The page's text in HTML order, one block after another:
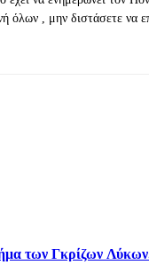
, μην διστάσετε να
των Γκρίζων